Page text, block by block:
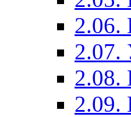
2.06.
2.07.
2.08.
2.09.